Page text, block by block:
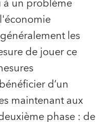
à un problème
les
de jouer ce
d’un
maintenant aux
phase : de